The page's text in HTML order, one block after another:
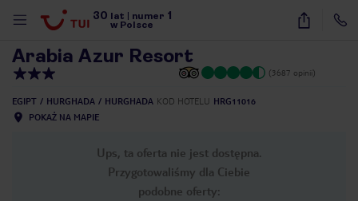
30 lat numer 1
w Polsce
14
Arabia Azur Resort
(3687 opinii)
EGIPT HURGHADA HURGHADA KOD HOTELU HRG11016
POKAŻ NA MAPIE
Ups, ta oferta nie jest dostępna.
Przygotowaliśmy dla Ciebie
podobne oferty: